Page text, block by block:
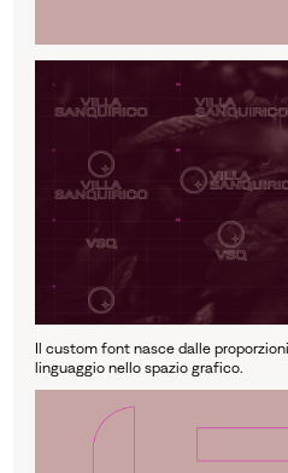
Il custom font nasce dalle
linguaggio nello spazio grafico.